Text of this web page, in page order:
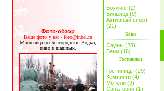
Фото-обзор
Ваше фото у нас - foto@inbel.ru
Масленица по Белгородски. Водка,
пиво и шашлык.
Боулинг (2)
Бильярд (9)
Активный спорт
(21)
Бани
Сауны (28)
Бани (16)
Гостиницы
Гостиницы (19)
Кемпинги (4)
Мотели (9)
Санатории (1)